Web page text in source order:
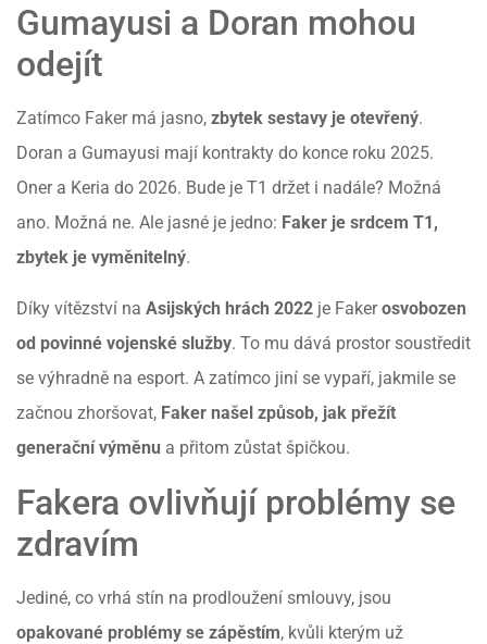
Gumayusi a Doran mohou
odejít
Zatímco Faker má jasno, zbytek sestavy je otevřený.
Doran a Gumayusi mají kontrakty do konce roku 2025.
Oner a Keria do 2026. Bude je T1 držet i nadále? Možná
ano. Možná ne. Ale jasné je jedno: Faker je srdcem T1,
zbytek je vyměnitelný.
Díky vítězství na Asijských hrách 2022 je Fakerosvobozen
od povinné vojenské služby. To mu dává prostor soustředit
se výhradně na esport. A zatímco jiní se vypaří, jakmile se
začnou zhoršovat, Faker našel způsob, jak přežít
generační výměnu a přitom zůstat špičkou.
Fakera ovlivňují problémy se
zdravím
Jediné, co vrhá stín na prodloužení smlouvy, jsou
opakované problémy se zápěstím, kvůli kterým už